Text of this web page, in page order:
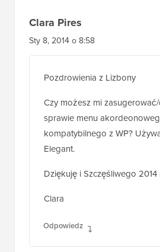
Clara Pires
Sty 8, 2014 o 8:58
Pozdrowienia z Lizbony
Czy możesz mi
sprawie menu
kompatybilnego z WP?
Elegant.
Dziękuję i Szczęśliwego
Clara
Odpowiedz